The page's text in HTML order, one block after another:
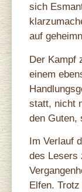
sich
auf
Der Kampf
einem
statt, nicht
den Guten,
Im Verlauf
des Lesers
Elfen.